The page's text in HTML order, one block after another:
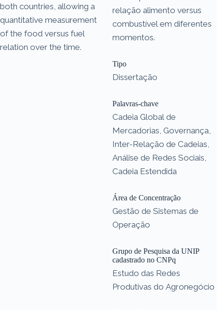
both countries, allowing a
quantitative measurement
of the food versus fuel
relation over the time.
relação alimento versus
combustível em diferentes
momentos.
Tipo
Dissertação
Palavras-chave
Cadeia Global de
Mercadorias, Governança,
Inter-Relação de Cadeias,
Análise de Redes Sociais,
Cadeia Estendida
Área de Concentração
Gestão de Sistemas de
Operação
Grupo de Pesquisa da UNIP
cadastrado no CNPq
Estudo das Redes
Produtivas do Agronegócio